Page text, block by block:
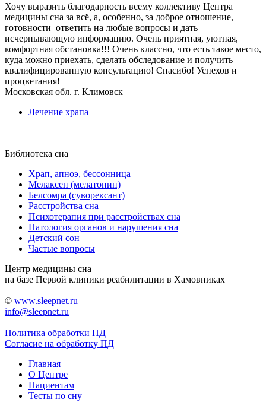
Хочу выразить благодарность всему коллективу Центра
медицины сна за всё, а, особенно, за доброе отношение,
готовности ответить на любые вопросы и дать
исчерпывающую информацию. Очень приятная, уютная,
комфортная обстановка!!! Очень классно, что есть такое место,
куда можно приехать, сделать обследование и получить
квалифицированную консультацию! Спасибо! Успехов и
процветания!
Московская обл. г. Климовск
Лечение храпа
Библиотека сна
Храп, апноэ, бессонница
Мелаксен (мелатонин)
Белсомра (суворексант)
Расстройства сна
Психотерапия при расстройствах сна
Патология органов и нарушения сна
Детский сон
Частые вопросы
Центр медицины сна
на базе Первой клиники реабилитации в Хамовниках
© www.sleepnet.ru
info@sleepnet.ru
Политика обработки ПД
Согласие на обработку ПД
Главная
О Центре
Пациентам
Тесты по сну